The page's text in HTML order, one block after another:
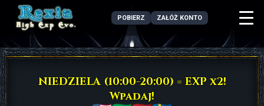
POBIERZ ZAŁÓŻ KONTO
NIEDZIELA (10:00-20:00) = EXP x2!
Wpadaj!